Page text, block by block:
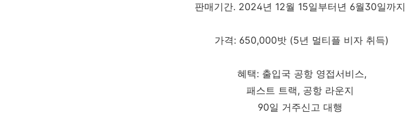
판매기간. 2024년 12월 15일부터년 6월30일까지
가격: 650,000밧 (5년 멀티플 비자 취득)
혜택: 출입국 공항 영접서비스,
패스트 트랙, 공항 라운지
90일 거주신고 대행